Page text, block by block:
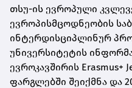
თსუ-ის ევროპული
ევროპისმცოდნეობის
ინტერდისციპლინურ
უნივერსიტეტის
ევროკავშირის Erasmus+
ფარგლებში შეიქმნა და